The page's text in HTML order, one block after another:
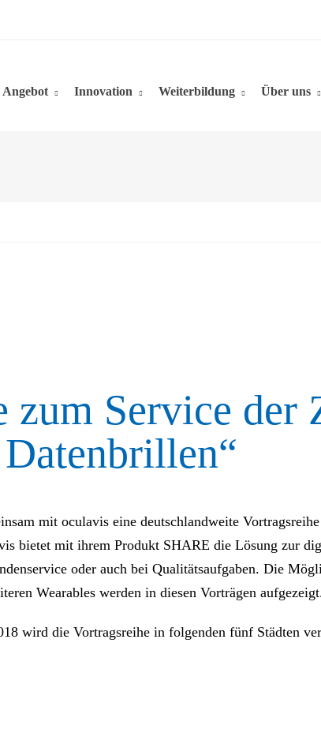
Angebot Innovation Weiterbildung Über uns
zum Service der
mit oculavis eine deutschlandweite
bietet mit ihrem Produkt SHARE die Lösung zur
oder auch bei Qualitätsaufgaben. Die
Wearables werden in diesen Vorträgen
wird die Vortragsreihe in folgenden fünf Städten